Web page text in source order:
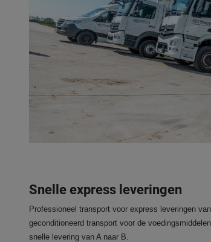
Snelle express leveringen
Professioneel transport voor express leveringen
geconditioneerd transport voor de
snelle levering van A naar B.